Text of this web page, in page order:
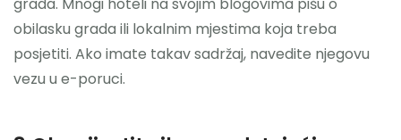
obilasku grada ili lokalnim mjestima koja treba
posjetiti. Ako imate takav sadržaj, navedite njegovu
vezu u e-poruci.